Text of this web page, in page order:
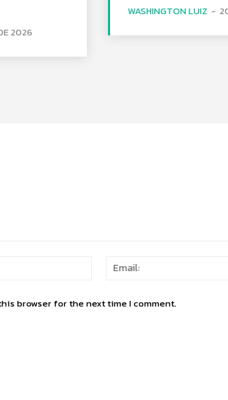
2026
WASHINGTON LUIZ -
Name:
browser for the next time I comment.